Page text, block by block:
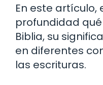
En este artículo,
profundidad
Biblia, su
en diferentes
las escrituras.